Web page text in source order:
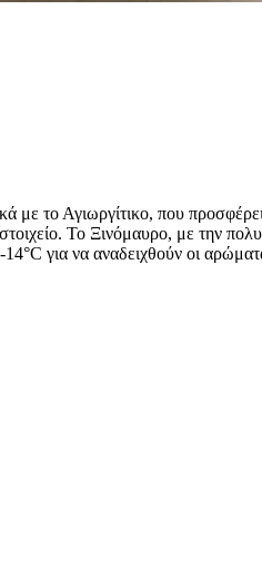
με το Αγιωργίτικο, που
Το Ξινόμαυρο, με την
για να αναδειχθούν οι